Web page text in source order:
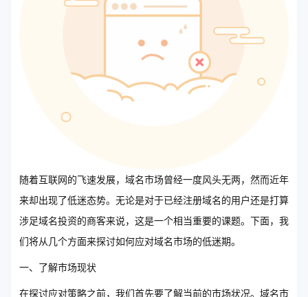
随着互联网的飞速发展，域名市场曾经一度风头无两，然而近年
来却出现了低迷态势。无论是对于已经注册域名的用户还是打算
涉足域名投资的商客来说，这是一个相当重要的课题。下面，我
们将从几个方面来探讨如何应对域名市场的低迷期。
一、了解市场现状
在探讨应对策略之前，我们首先要了解当前的市场状况。域名市